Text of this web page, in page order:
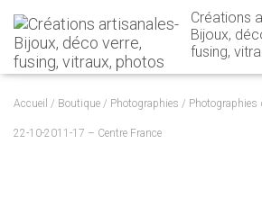
Créations
Bijoux,
fusing,
Accueil / Boutique / Photographies / Photographies
22-10-2011-17 – Centre France